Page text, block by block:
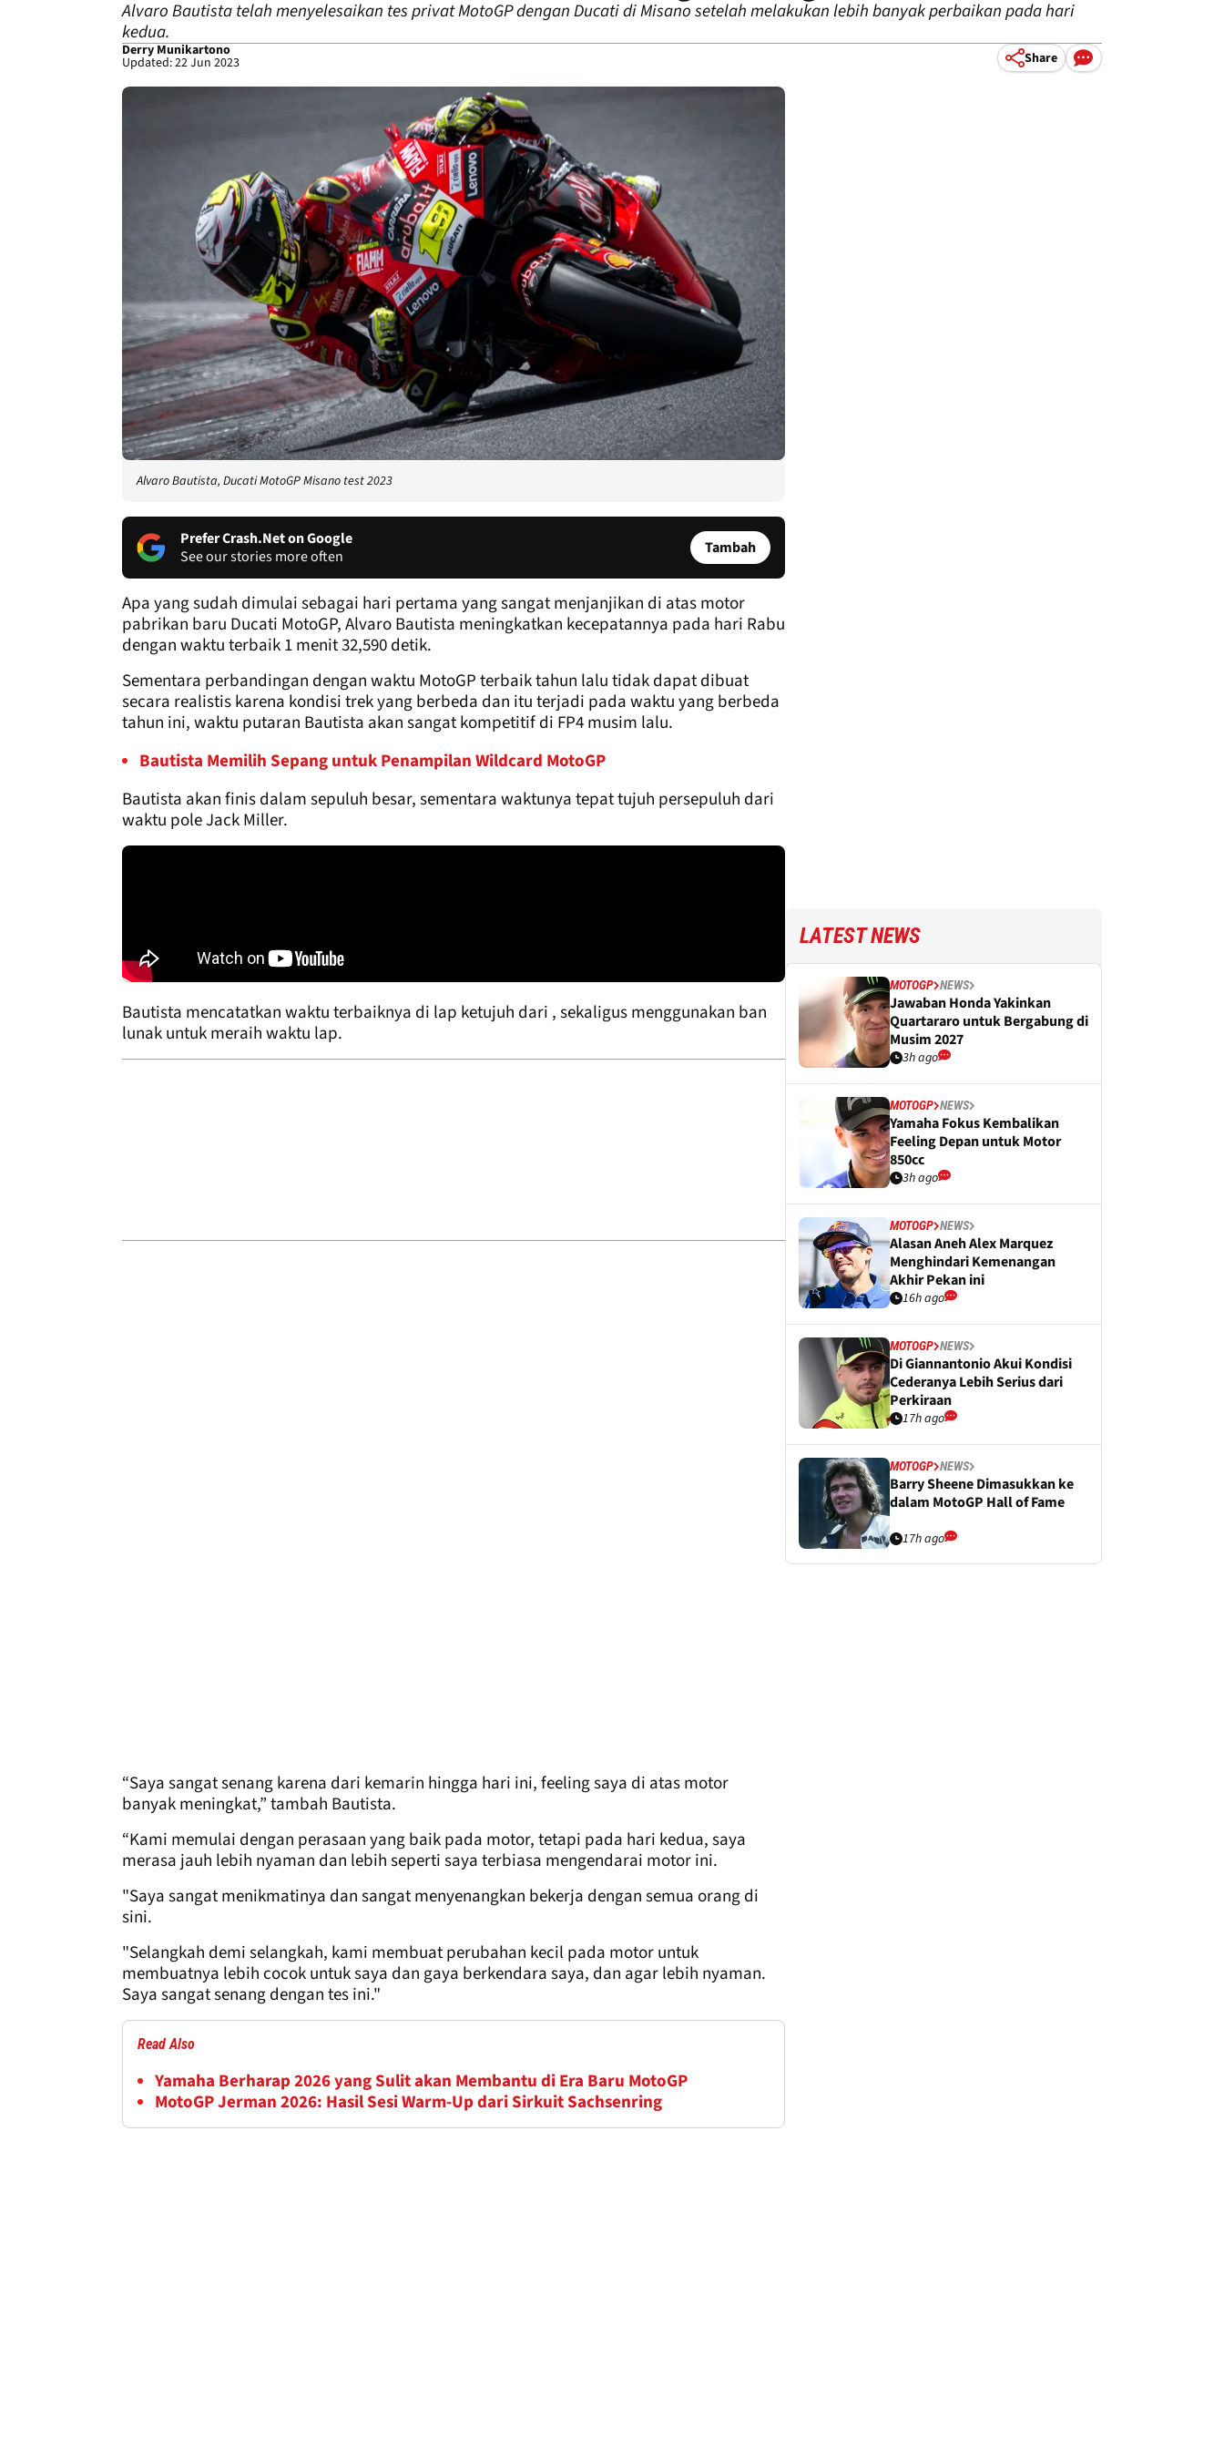
Alvaro Bautista telah menyelesaikan tes privat MotoGP dengan Ducati di Misano setelah melakukan lebih banyak perbaikan pada hari
kedua.
Derry Munikartono
Updated: 22 Jun 2023 Share
Alvaro Bautista, Ducati MotoGP Misano test 2023
Prefer Crash.Net on Google
See our stories more often
Tambah
Apa yang sudah dimulai sebagai hari pertama yang sangat menjanjikan di atas motor
pabrikan baru Ducati MotoGP, Alvaro Bautista meningkatkan kecepatannya pada hari Rabu
dengan waktu terbaik 1 menit 32,590 detik.
Sementara perbandingan dengan waktu MotoGP terbaik tahun lalu tidak dapat dibuat
secara realistis karena kondisi trek yang berbeda dan itu terjadi pada waktu yang berbeda
tahun ini, waktu putaran Bautista akan sangat kompetitif di FP4 musim lalu.
Bautista Memilih Sepang untuk Penampilan Wildcard MotoGP
Bautista akan finis dalam sepuluh besar, sementara waktunya tepat tujuh persepuluh dari
waktu pole Jack Miller.
Bautista mencatatkan waktu terbaiknya di lap ketujuh dari , sekaligus menggunakan ban
lunak untuk meraih waktu lap.
“Saya sangat senang karena dari kemarin hingga hari ini, feeling saya di atas motor
banyak meningkat,” tambah Bautista.
“Kami memulai dengan perasaan yang baik pada motor, tetapi pada hari kedua, saya
merasa jauh lebih nyaman dan lebih seperti saya terbiasa mengendarai motor ini.
"Saya sangat menikmatinya dan sangat menyenangkan bekerja dengan semua orang di
sini.
"Selangkah demi selangkah, kami membuat perubahan kecil pada motor untuk
membuatnya lebih cocok untuk saya dan gaya berkendara saya, dan agar lebih nyaman.
Saya sangat senang dengan tes ini."
Read Also
Yamaha Berharap 2026 yang Sulit akan Membantu di Era Baru MotoGP
MotoGP Jerman 2026: Hasil Sesi Warm-Up dari Sirkuit Sachsenring
LATEST NEWS
MOTOGP NEWS
Jawaban Honda Yakinkan
Quartararo untuk Bergabung di
Musim 2027
3h ago
MOTOGP NEWS
Yamaha Fokus Kembalikan
Feeling Depan untuk Motor
850cc
3h ago
MOTOGP NEWS
Alasan Aneh Alex Marquez
Menghindari Kemenangan
Akhir Pekan ini
16h ago
MOTOGP NEWS
Di Giannantonio Akui Kondisi
Cederanya Lebih Serius dari
Perkiraan
17h ago
MOTOGP NEWS
Barry Sheene Dimasukkan ke
dalam MotoGP Hall of Fame
17h ago